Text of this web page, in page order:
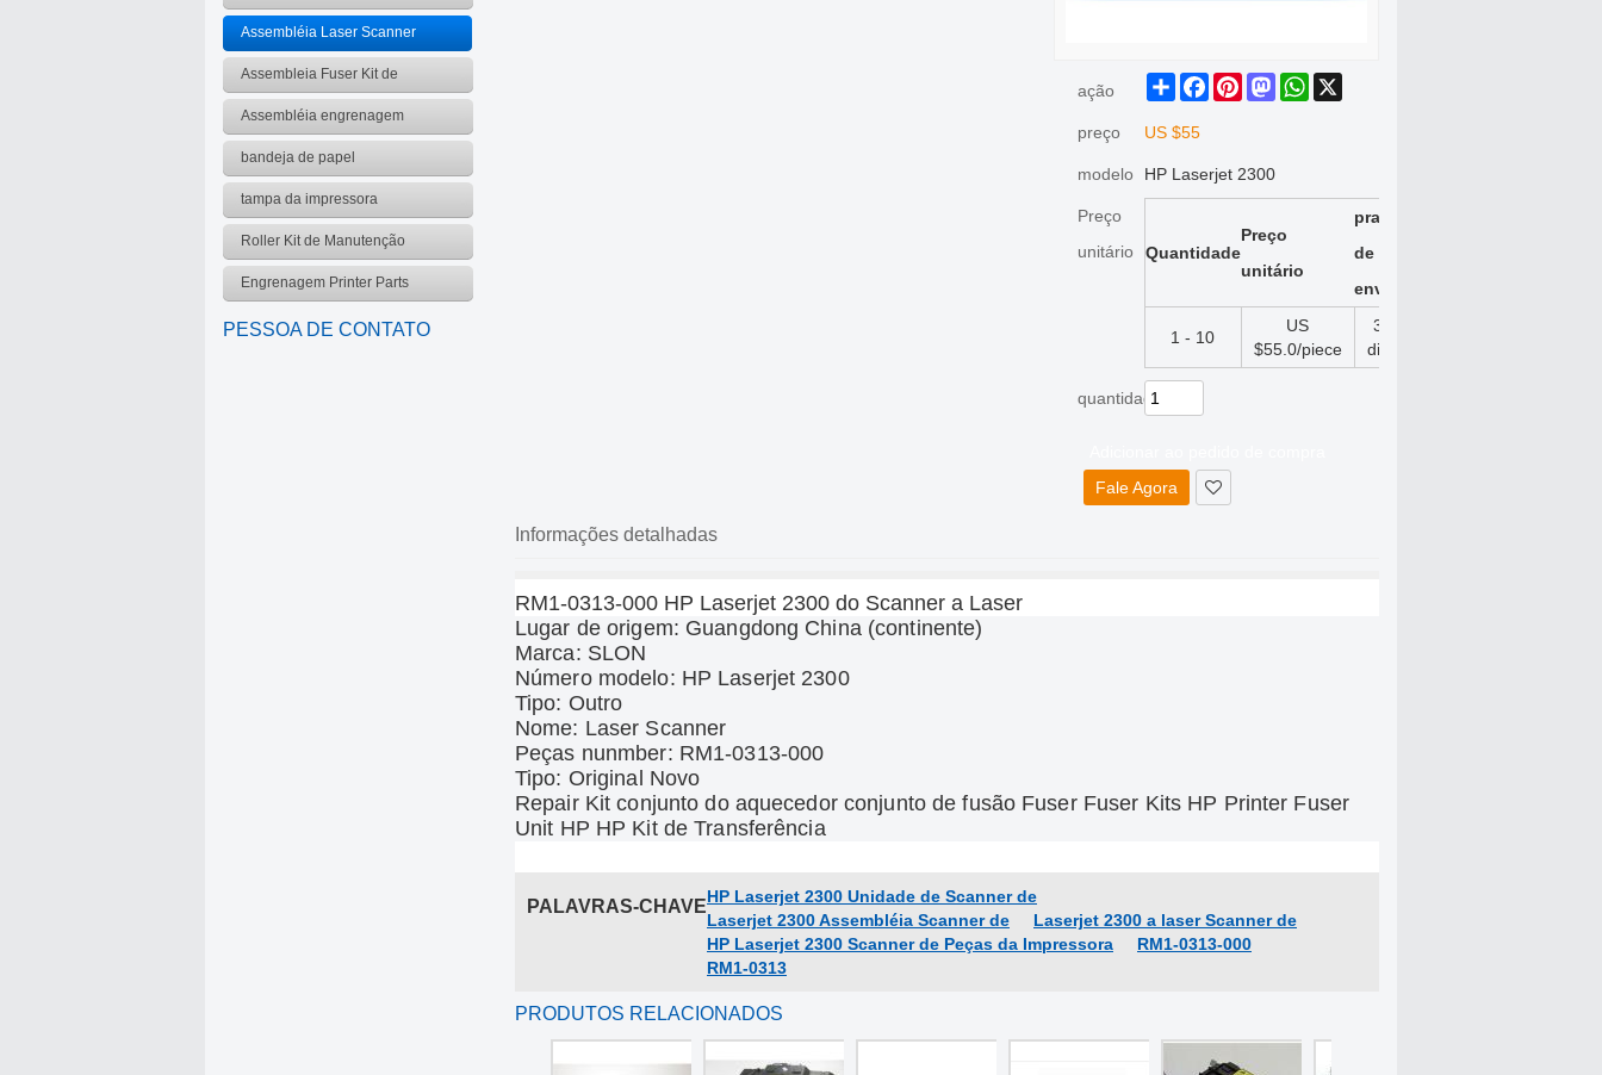
Assembléia Laser Scanner
Assembleia Fuser Kit de
manutenção
Assembléia engrenagem
bandeja de papel
tampa da impressora
Roller Kit de Manutenção
Engrenagem Printer Parts
PESSOA DE CONTATO
ação ShareFacebookPinterestMastodonWhatsApp
preço US $55
modelo HP Laserjet 2300
Preço
unitário
Quantidade
Preço
unitário
prazo
de
envio
1 - 10
US
$55.0/piece
3
dia
quantidade
Fale Agora
Informações detalhadas
RM1-0313-000 HP Laserjet 2300 do Scanner a Laser
Lugar de origem: Guangdong China (continente)
Marca: SLON
Número modelo: HP Laserjet 2300
Tipo: Outro
Nome: Laser Scanner
Peças nunmber: RM1-0313-000
Tipo: Original Novo
Repair Kit conjunto do aquecedor conjunto de fusão Fuser Fuser Kits HP Printer Fuser
Unit HP HP Kit de Transferência
PALAVRAS-CHAVEHP Laserjet 2300 Unidade de Scanner de
Laserjet 2300 Assembléia Scanner de
Laserjet 2300 a laser Scanner de
HP Laserjet 2300 Scanner de Peças da Impressora
RM1-0313-000
RM1-0313
PRODUTOS RELACIONADOS